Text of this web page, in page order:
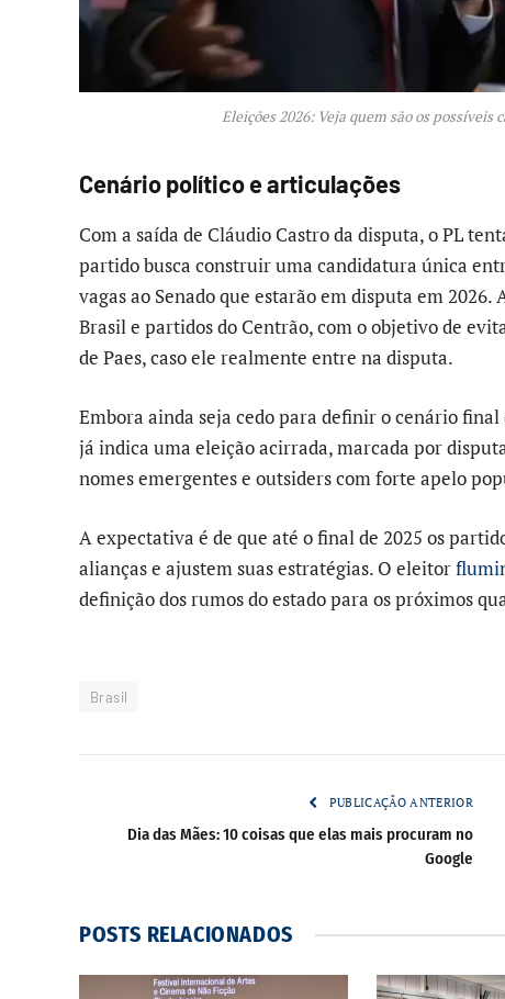
Eleições 2026: Veja quem são os possíveis
Cenário político e articulações
Com a saída de Cláudio Castro da disputa, o PL
partido busca construir uma candidatura única
vagas ao Senado que estarão em disputa em
Brasil e partidos do Centrão, com o objetivo de
de Paes, caso ele realmente entre na disputa.
Embora ainda seja cedo para definir o cenário
já indica uma eleição acirrada, marcada por
nomes emergentes e outsiders com forte apelo
A expectativa é de que até o final de 2025 os
alianças e ajustem suas estratégias. O eleitor
definição dos rumos do estado para os próximos
Brasil
PUBLICAÇÃO ANTERIOR
Dia das Mães: 10 coisas que elas mais procuram no
Google
POSTS RELACIONADOS